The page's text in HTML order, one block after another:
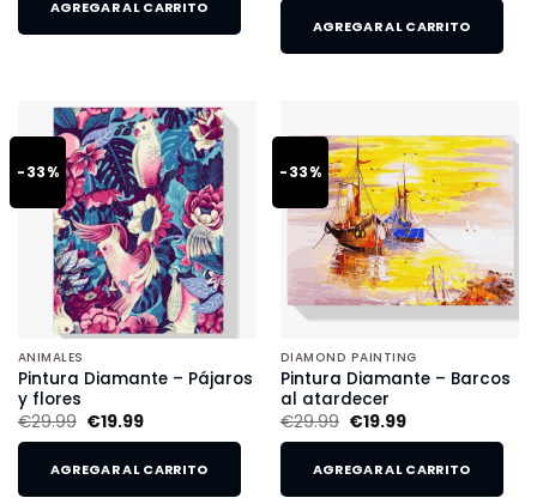
AGREGAR AL CARRITO
AGREGAR AL CARRITO
-33%
ANIMALES
Pintura Diamante – Pájaros
y flores
€29.99 €19.99
AGREGAR AL CARRITO
-33%
DIAMOND PAINTING
Pintura Diamante – Barcos
al atardecer
€29.99 €19.99
AGREGAR AL CARRITO